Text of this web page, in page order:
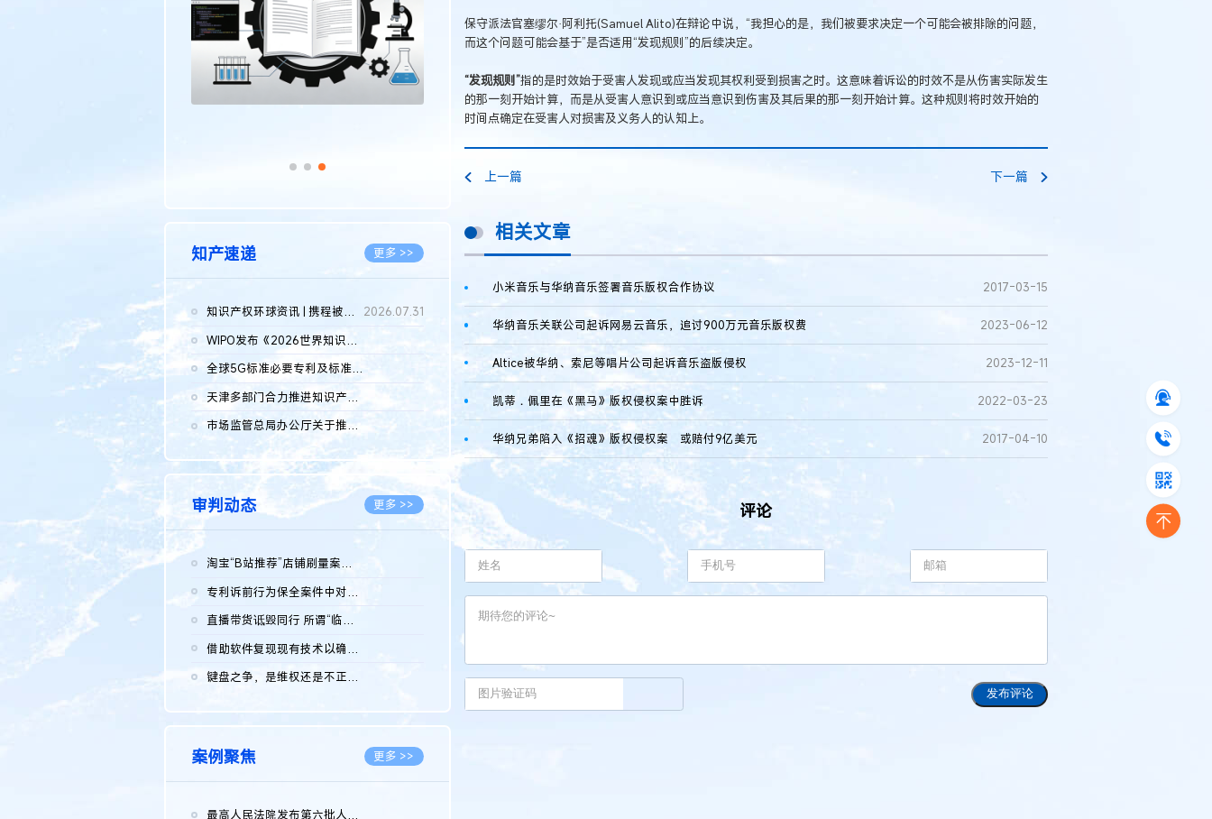
知产速递 更多 >>
知识产权环球资讯 | 携程被市监总局罚51.79亿；瑞幸泰国商标案上...
2026.07.31
WIPO发布《2026世界知识产权报告》 含报告全文
全球5G标准必要专利及标准提案研究报告（2026年）全文发布
天津多部门合力推进知识产权保护工作
2026.08.05
市场监管总局办公厅关于推广第一批全国商业秘密保护创新试点典型...
2026.08.05
审判动态 更多 >>
淘宝“B站推荐”店铺刷量案维持原判，两被告连带赔偿150万元
专利诉前行为保全案件中对仿制药申请人曾作出三类声明的考量及违...
直播带货诋毁同行 所谓“临场发挥”不免责
借助软件复现现有技术以确认相关参数特征是否被公开
键盘之争，是维权还是不正当竞争？
案例聚焦 更多 >>
最高人民法院发布第六批人民法院种业知识产权司法保护典型案例 含...
保守派法官塞缪尔·阿利托(Samuel Alito)在辩论中说，“我担心的是，我们被要求决定一个可能会被排除的问题，
而这个问题可能会基于”是否适用“发现规则”的后续决定。
“发现规则”指的是时效始于受害人发现或应当发现其权利受到损害之时。这意味着诉讼的时效不是从伤害实际发生
的那一刻开始计算，而是从受害人意识到或应当意识到伤害及其后果的那一刻开始计算。这种规则将时效开始的
时间点确定在受害人对损害及义务人的认知上。
上一篇 下一篇
相关文章
小米音乐与华纳音乐签署音乐版权合作协议 2017-03-15
华纳音乐关联公司起诉网易云音乐，追讨900万元音乐版权费 2023-06-12
Altice被华纳、索尼等唱片公司起诉音乐盗版侵权 2023-12-11
凯蒂．佩里在《黑马》版权侵权案中胜诉 2022-03-23
华纳兄弟陷入《招魂》版权侵权案 或赔付9亿美元 2017-04-10
评论
发布评论